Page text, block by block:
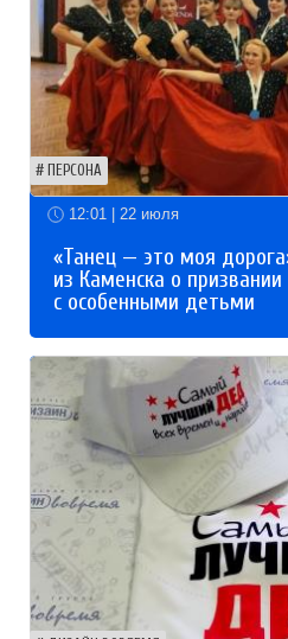
ПЕРСОНА
12:01 | 22 июля
«Танец — это моя
из Каменска о
с особенными детьми